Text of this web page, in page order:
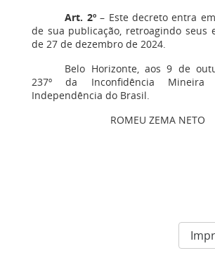
Art. 2º– Este decreto entra
de sua publicação, retroagindo seus
de 27 de dezembro de 2024.
Belo Horizonte, aos 9 de
237º da Inconfidência
Independência do Brasil.
ROMEU ZEMA NETO